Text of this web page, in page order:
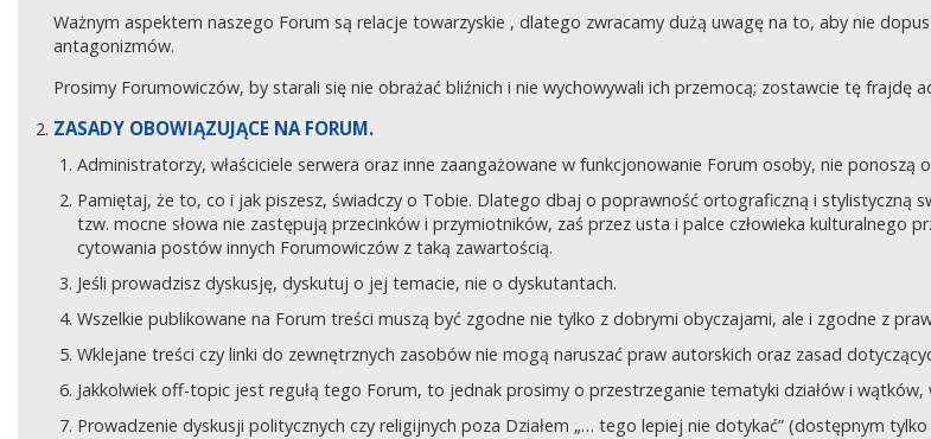
Ważnym aspektem naszego Forum są relacje towarzyskie , dlatego zwracamy dużą uwagę na to, aby nie
antagonizmów.
Prosimy Forumowiczów, by starali się nie obrażać bliźnich i nie wychowywali ich przemocą; zostawcie tę
ZASADY OBOWIĄZUJĄCE NA FORUM.
Administratorzy, właściciele serwera oraz inne zaangażowane w funkcjonowanie Forum osoby, nie
Pamiętaj, że to, co i jak piszesz, świadczy o Tobie. Dlatego dbaj o poprawność ortograficzną i stylistyczną
tzw. mocne słowa nie zastępują przecinków i przymiotników, zaś przez usta i palce człowieka kulturalnego
cytowania postów innych Forumowiczów z taką zawartością.
Jeśli prowadzisz dyskusję, dyskutuj o jej temacie, nie o dyskutantach.
Wszelkie publikowane na Forum treści muszą być zgodne nie tylko z dobrymi obyczajami, ale i zgodne z
Wklejane treści czy linki do zewnętrznych zasobów nie mogą naruszać praw autorskich oraz zasad
Jakkolwiek off-topic jest regułą tego Forum, to jednak prosimy o przestrzeganie tematyki działów i wątków,
Prowadzenie dyskusji politycznych czy religijnych poza Działem „… tego lepiej nie dotykać” (dostępnym